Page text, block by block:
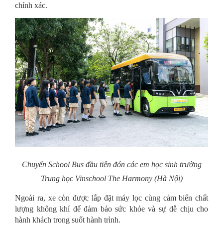
chính xác.
Chuyến School Bus đầu tiên đón các em học sinh trường
Trung học Vinschool The Harmony (Hà Nội)
Ngoài ra, xe còn được lắp đặt máy lọc cùng cảm biến chất
lượng không khí để đảm bảo sức khỏe và sự dễ chịu cho
hành khách trong suốt hành trình.